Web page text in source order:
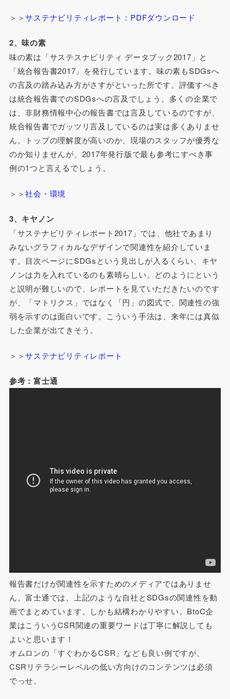
＞＞サステナビリティレポート：PDFダウンロード
2、味の素
味の素は「サステスナビリティ データブック2017」と
「統合報告書2017」を発行しています。味の素もSDGsへ
の言及の踏み込み方がさすがといった所です。評価すべき
は統合報告書でのSDGsへの言及でしょう。多くの企業で
は、非財務情報中心の報告書では言及しているのですが、
統合報告書でガッツリ言及しているのは実は多くありませ
ん。トップの理解度が高いのか、現場のスタッフが優秀な
のか知りませんが、2017年発行版で最も参考にすべき事
例の1つと言えるでしょう。
＞＞社会・環境
3、キヤノン
「サステナビリティレポート2017」では、他社であまり
みないグラフィカルなデザインで関連性を紹介していま
す。目次ページにSDGsという見出しが入るくらい、キヤ
ノンは力を入れているのも素晴らしい。どのようにという
と説明が難しいので、レポートを見ていただきたいのです
が、「マトリクス」ではなく「円」の図式で、関連性の強
弱を示すのは面白いです。こういう手法は、来年には真似
した企業が出てきそう。
＞＞サステナビリティレポート
参考：富士通
報告書だけが関連性を示すためのメディアではありませ
ん。富士通では、上記のような自社とSDGsの関連性を動
画でまとめています。しかも結構わかりやすい。BtoC企
業はこういうCSR関連の重要ワードは丁寧に解説しても
よいと思います！
オムロンの「すぐわかるCSR」なども良い例ですが、
CSRリテラシーレベルの低い方向けのコンテンツは必須
でっせ。